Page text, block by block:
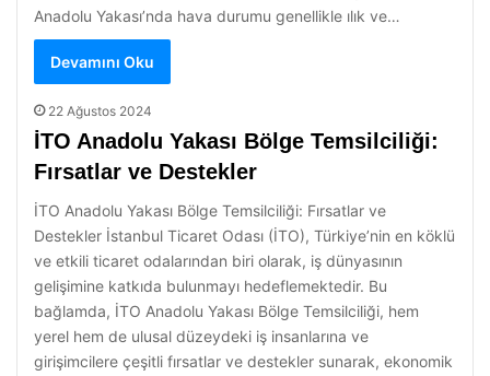
Anadolu Yakası’nda hava durumu genellikle ılık ve…
Devamını Oku
22 Ağustos 2024
İTO Anadolu Yakası Bölge Temsilciliği:
Fırsatlar ve Destekler
İTO Anadolu Yakası Bölge Temsilciliği: Fırsatlar ve
Destekler İstanbul Ticaret Odası (İTO), Türkiye’nin en köklü
ve etkili ticaret odalarından biri olarak, iş dünyasının
gelişimine katkıda bulunmayı hedeflemektedir. Bu
bağlamda, İTO Anadolu Yakası Bölge Temsilciliği, hem
yerel hem de ulusal düzeydeki iş insanlarına ve
girişimcilere çeşitli fırsatlar ve destekler sunarak, ekonomik